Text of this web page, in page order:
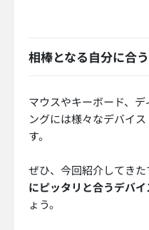
相棒となる自分に合
マウスやキーボード、
ングには様々なデバイ
す。
ぜひ、今回紹介してきた
にピッタリと合うデバイ
ょう。